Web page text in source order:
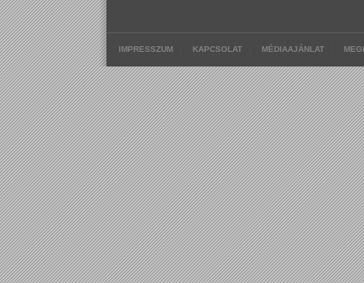
IMPRESSZUM KAPCSOLAT MÉDIAAJÁNLAT